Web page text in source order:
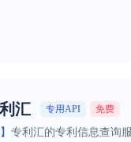
汇 专用API 免费
专利汇的专利信息查询